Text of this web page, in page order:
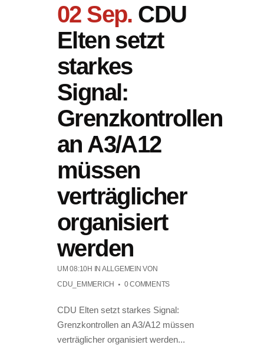
02 Sep. CDU
Elten setzt
starkes
Signal:
Grenzkontrollen
an A3/A12
müssen
verträglicher
organisiert
werden
UM 08:10H IN ALLGEMEINVON
CDU_EMMERICH
0 COMMENTS
CDU Elten setzt starkes Signal:
Grenzkontrollen an A3/A12 müssen
verträglicher organisiert werden...